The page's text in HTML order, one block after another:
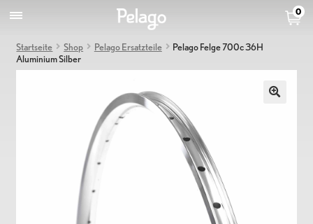
0
Startseite Shop Pelago Ersatzteile
Pelago Felge 700c 36H
Aluminium Silber